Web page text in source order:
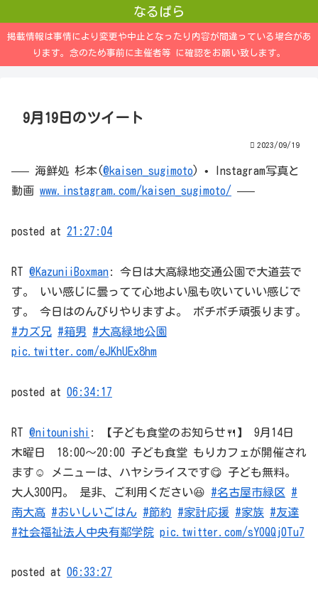
なるぱら
掲載情報は事情により変更や中止となったり内容が間違っている場合があ
ります。念のため事前に主催者等 に確認をお願い致します。
9月19日のツイート
2023/09/19
—– 海鮮処 杉本(@kaisen_sugimoto) • Instagram写真と
動画 www.instagram.com/kaisen_sugimoto/ —–
posted at 21:27:04
RT @KazuniiBoxman: 今日は大高緑地交通公園で大道芸で
す。 いい感じに曇ってて心地よい風も吹いていい感じで
す。 今日はのんびりやりますよ。 ボチボチ頑張ります。
#カズ兄 #箱男
#大高緑地公園
pic.twitter.com/eJKhUEx8hm
posted at 06:34:17
RT @nitounishi : 【子ども食堂のお知らせ🍴】 9月14日
木曜日 18:00～20:00 子ども食堂 もりカフェが開催され
ます☺️ メニューは、ハヤシライスです😋 子ども無料。
大人300円。 是非、ご利用ください😆 #名古屋市緑区
#
南大高 #おいしいごはん #節約 #家計応援 #家族 #友達
#社会福祉法人中央有鄰学院 pic.twitter.com/sYOQQj0Tu7
posted at 06:33:27